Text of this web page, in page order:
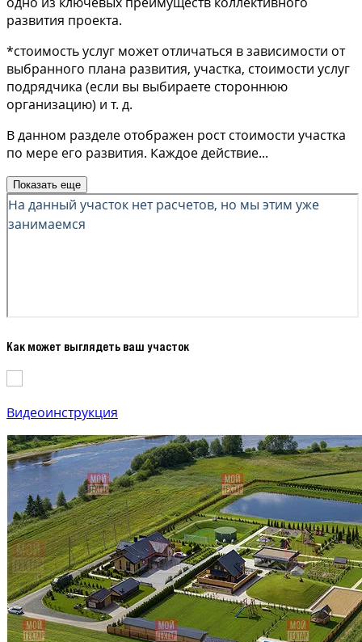
развития проекта.
*стоимость услуг может отличаться в зависимости от
выбранного плана развития, участка, стоимости услуг
подрядчика (если вы выбираете стороннюю
организацию) и т. д.
В данном разделе отображен рост стоимости участка
по мере его развития. Каждое действие...
Показать еще
Как может выглядеть ваш участок
Видеоинструкция